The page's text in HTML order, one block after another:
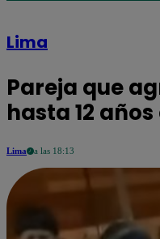
Lima
Pareja que
hasta 12
Lima a las 18:13